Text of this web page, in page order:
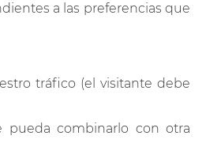
a las preferencias que
tráfico (el visitante debe
pueda combinarlo con otra